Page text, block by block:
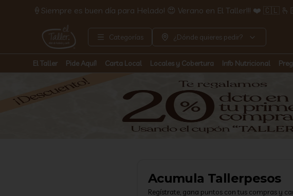
🍦Siempre es buen día para Helado! 😍 Verano en El Taller!!! ❤️ 🇨🇱
Categorías ¿Dónde quieres pedir?
El Taller Pide Aquí! Carta Local Locales y Cobertura Info Nutricional
Acumula Tallerpesos
Regístrate, gana puntos con tus compras y